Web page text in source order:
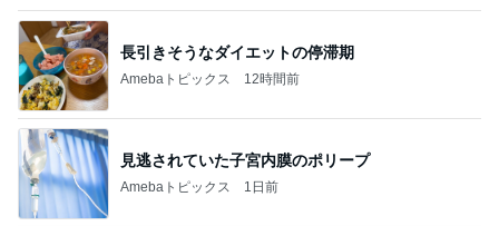
長引きそうなダイエットの停滞期
Amebaトピックス 12時間前
見逃されていた子宮内膜のポリープ
Amebaトピックス 1日前